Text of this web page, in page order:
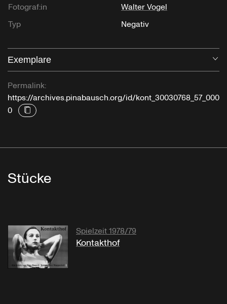
Fotograf:in
Walter Vogel
Typ
Negativ
Exemplare
Permalink:
https://archives.pinabausch.org/id/kont_30030768_57_000
0
Stücke
Spielzeit 1978/79
Kontakthof